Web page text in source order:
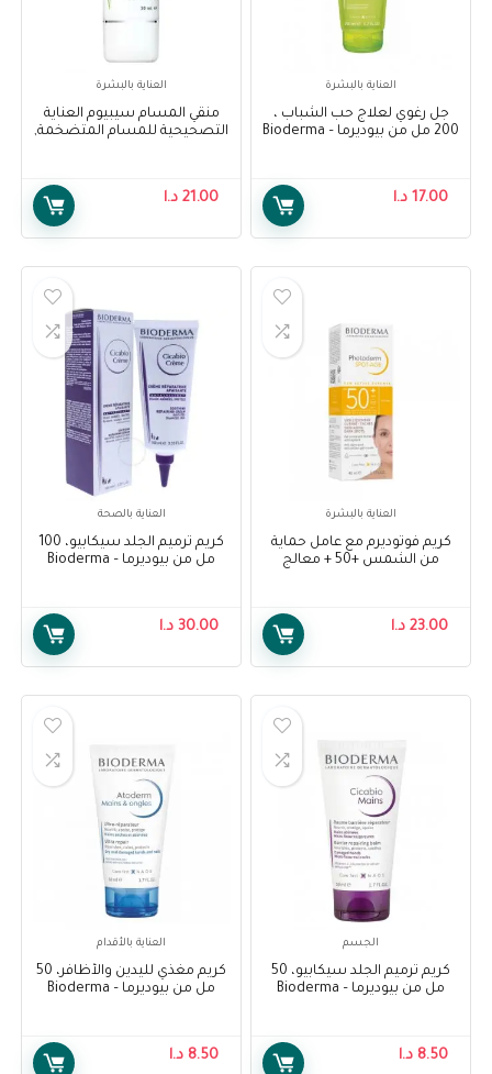
العناية بالبشرة
جل رغوي لعلاج حب الشباب ،
200 مل من بيوديرما – Bioderma
17.00 د.ا
العناية بالبشرة
منقي المسام سيبيوم العناية
التصحيحية للمسام المتضخمة,
Corrective Care Enlarged
Pores, 30 ml
21.00 د.ا
العناية بالبشرة
كريم فوتوديرم مع عامل حماية
من الشمس +50 + معالج
23.00 د.ا
العناية بالصحة
كريم ترميم الجلد سيكابيو، 100
مل من بيوديرما – Bioderma
30.00 د.ا
الجسم
كريم ترميم الجلد سيكابيو، 50
مل من بيوديرما – Bioderma
8.50 د.ا
العناية بالأقدام
كريم مغذي لليدين والأظافر، 50
مل من بيوديرما – Bioderma
8.50 د.ا